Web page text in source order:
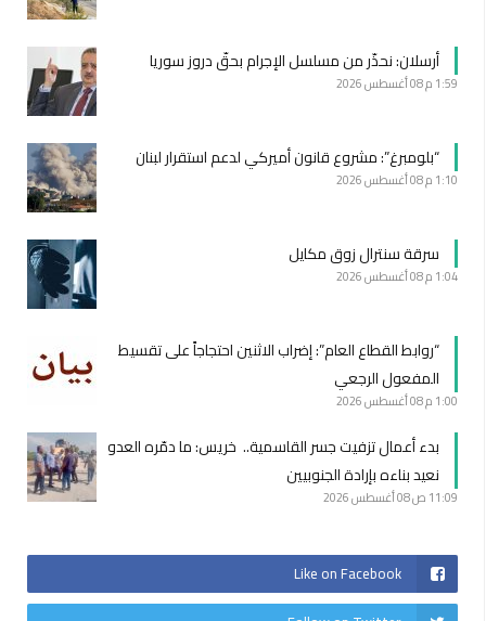
أرسلان: نحذّر من مسلسل الإجرام بحقّ دروز سوريا
1:59 م 08 أغسطس 2026
“بلومبرغ”: مشروع قانون أميركي لدعم استقرار لبنان
1:10 م 08 أغسطس 2026
سرقة سنترال زوق مكايل
1:04 م 08 أغسطس 2026
“روابط القطاع العام”: إضراب الاثنين احتجاجاً على تقسيط
المفعول الرجعي
1:00 م 08 أغسطس 2026
بدء أعمال تزفيت جسر القاسمية.. خريس: ما دمّره العدو
نعيد بناءه بإرادة الجنوبيين
11:09 ص 08 أغسطس 2026
Like on Facebook